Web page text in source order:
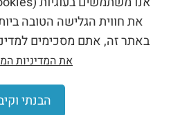
את חווית הגלישה הטובה
באתר זה, אתם מסכימים
את המדיניות
הבנתי